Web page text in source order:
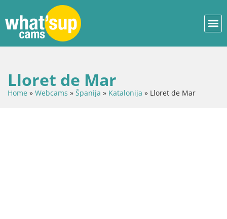
Lloret de Mar
Home » Webcams » Španija » Katalonija » Lloret de Mar